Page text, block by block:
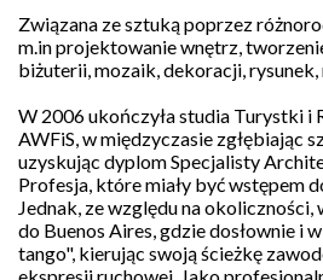
Galeria
Sztuki
Nowy
Warzywniak
działa
ramach
Fundacji
Związana ze sztuką poprzez
m.in projektowanie wnętrz,
biżuterii, mozaik, dekoracji,
W 2006 ukończyła studia Turystki i
AWFiS, w międzyczasie zgłębiając
uzyskując dyplom Specjalisty
Profesja, które miały być wstępem
Jednak, ze względu na okoliczności,
do Buenos Aires, gdzie dosłownie i
tango", kierując swoją ścieżkę